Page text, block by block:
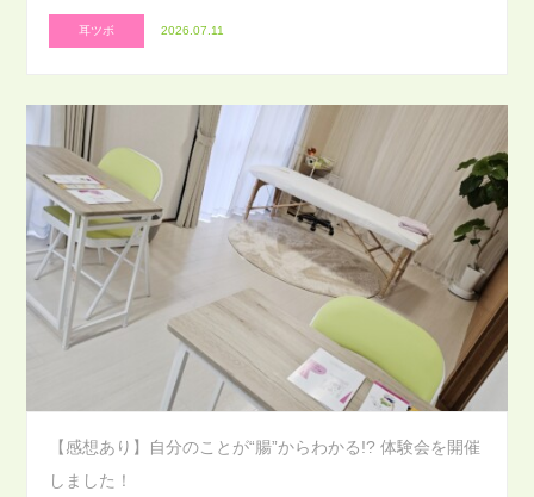
耳ツボ 2026.07.11
【感想あり】自分のことが“腸”からわかる!? 体験会を開催
しました！